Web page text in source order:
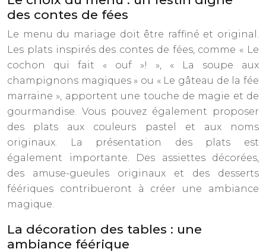
des contes de fées
Le menu du mariage doit être raffiné et original.
Les plats inspirés des contes de fées, comme « Le
cochon qui fait « ouf »! », « La soupe aux
champignons magiques » ou « Le gâteau de la fée
marraine », apportent une touche de magie et de
gourmandise. Vous pouvez également proposer
des plats aux couleurs pastel et aux noms
originaux. La présentation des plats est
également importante. Des assiettes décorées,
des amuse-gueules originaux et des desserts
féériques contribueront à créer une ambiance
magique.
La décoration des tables : une
ambiance féérique